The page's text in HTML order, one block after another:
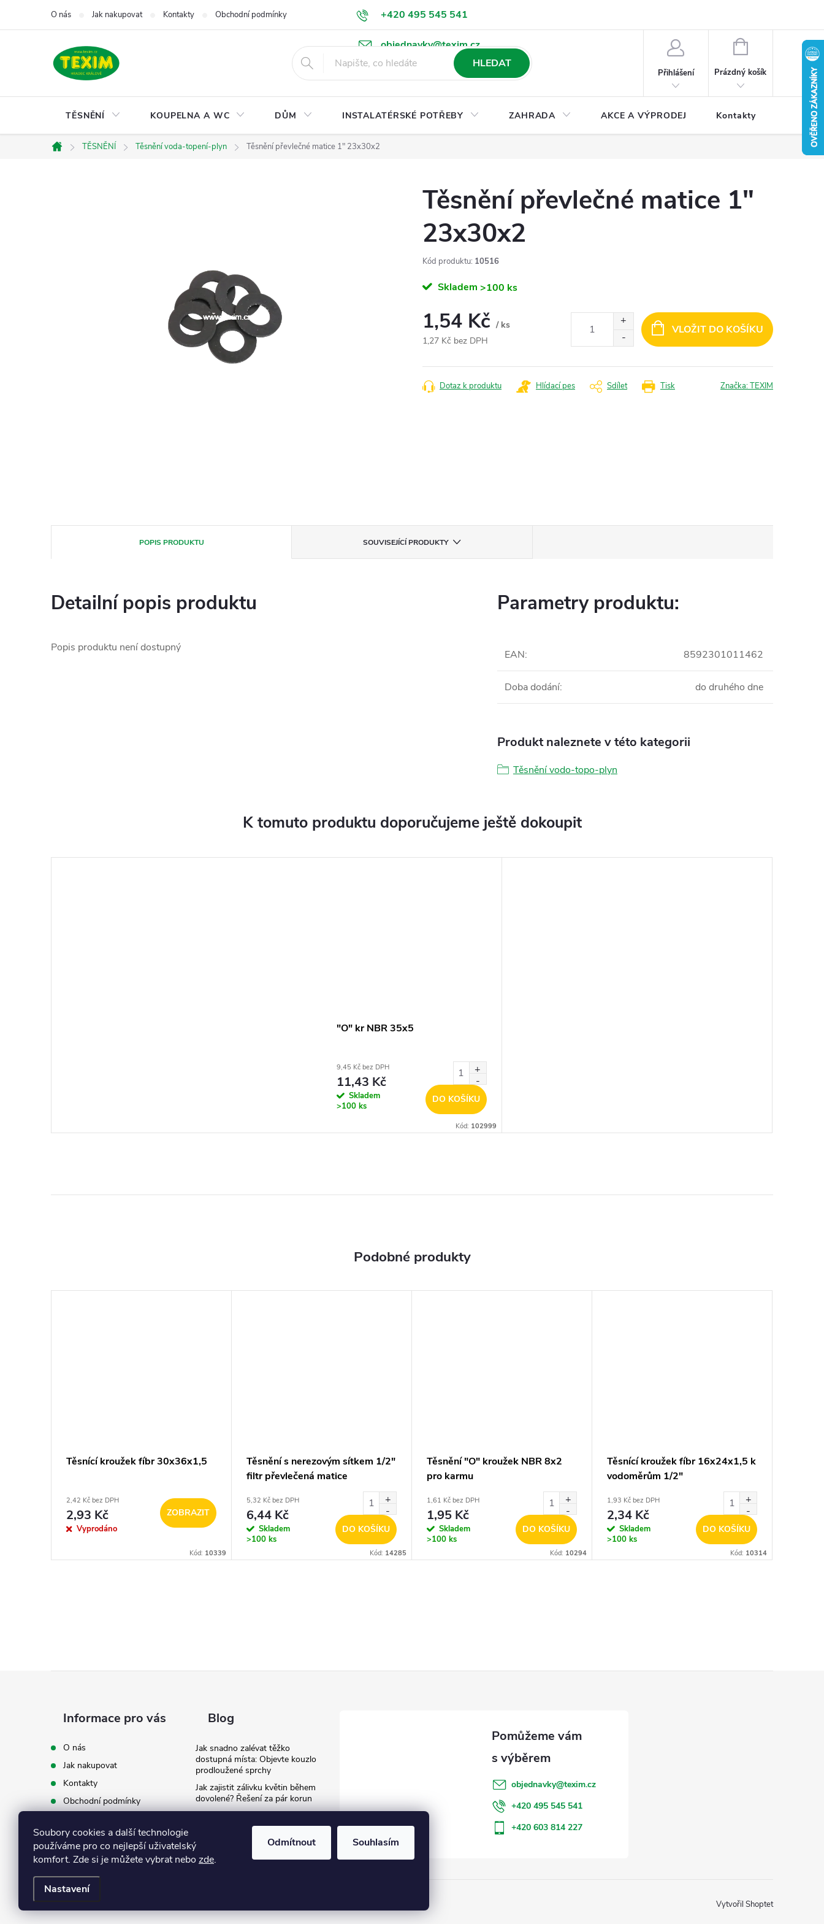
Soubory cookies a další technologie
používáme pro co nejlepší uživatelský
komfort. Zde si je můžete vybrat nebo zde.
Nastavení
Odmítnout Souhlasím
+420 495 545 541
objednavky@texim.cz
O nás Jak nakupovat Kontakty Obchodní podmínky Podmínky ochrany osobních údajů Ke stažení
HLEDAT
Přihlášení
NÁKUPNÍ
Prázdný košík
TĚSNĚNÍ KOUPELNA A WC DŮM INSTALATÉRSKÉ POTŘEBY ZAHRADA AKCE A VÝPRODEJ Kontakty
Domů
TĚSNĚNÍ Těsnění voda-topení-plyn Těsnění převlečné matice 1" 23x30x2
Těsnění převlečné matice 1"
23x30x2
Kód produktu: 10516
Skladem >100 ks
1,54 Kč / ks
1,27 Kč bez DPH
cena:
VLOŽIT DO KOŠÍKU
Tisk
Dotaz k produktu Hlídací pes Sdílet Značka:TEXIM
POPIS PRODUKTU SOUVISEJÍCÍ PRODUKTY
Detailní popis produktu
Popis produktu není dostupný
Parametry produktu:
EAN: 8592301011462
Doba dodání: do druhého dne
Produkt naleznete v této kategorii
Těsnění vodo-topo-plyn
K tomuto produktu doporučujeme ještě dokoupit
"O" kr NBR 35x5
9,45 Kč bez DPH
11,43 Kč
Skladem
>100 ks
DO KOŠÍKU
Kód: 102999
Těsnící kroužek fíbr 30x36x1,5
2,42 Kč bez DPH
2,93 Kč
Vyprodáno
ZOBRAZIT
Kód: 10339
Těsnění s nerezovým sítkem 1/2"
filtr převlečená matice
5,32 Kč bez DPH
6,44 Kč
Skladem
>100 ks
DO KOŠÍKU
Kód: 14285
Těsnění "O" kroužek NBR 8x2
pro karmu
1,61 Kč bez DPH
1,95 Kč
Skladem
>100 ks
DO KOŠÍKU
Kód: 10294
Těsnící kroužek fíbr 16x24x1,5 k
vodoměrům 1/2"
1,93 Kč bez DPH
2,34 Kč
Skladem
>100 ks
DO KOŠÍKU
Kód: 10314
Informace pro vás
O nás
Jak nakupovat
Kontakty
Obchodní podmínky
údajů
Ke stažení
Blog
Jak snadno zalévat těžko
dostupná místa: Objevte kouzlo
prodloužené sprchy
Jak zajistit zálivku květin během
dovolené? Řešení za pár korun
záda při zalévání
objednavky@texim.cz
+420 495 545 541
+420 603 814 227
Vytvořil Shoptet